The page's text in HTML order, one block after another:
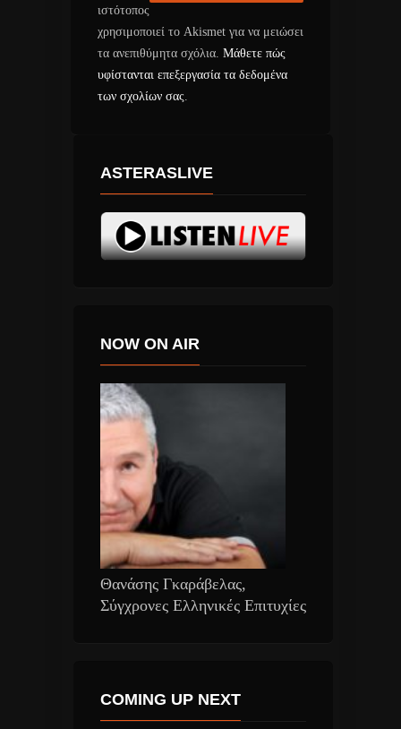
ιστότοπος
χρησιμοποιεί το Akismet για να μειώσει
τα ανεπιθύμητα σχόλια. Μάθετε πώς
υφίστανται επεξεργασία τα δεδομένα
των σχολίων σας
ASTERASLIVE
NOW ON AIR
Θανάσης Γκαράβελας,
Σύγχρονες Ελληνικές Επιτυχίες
COMING UP NEXT